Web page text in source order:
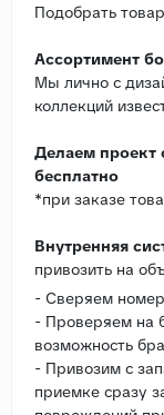
Подобрать
Ассортимент
Мы лично с
коллекций
Делаем проект
бесплатно
*при заказе
Внутренняя
привозить на
- Сверяем
- Проверяем на
возможность
- Привозим с
приемке сразу